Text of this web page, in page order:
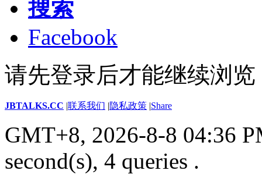
搜索
Facebook
请先登录后才能继续浏览
JBTALKS.CC |联系我们 |隐私政策 |Share
GMT+8, 2026-8-8 04:36
second(s), 4 queries .